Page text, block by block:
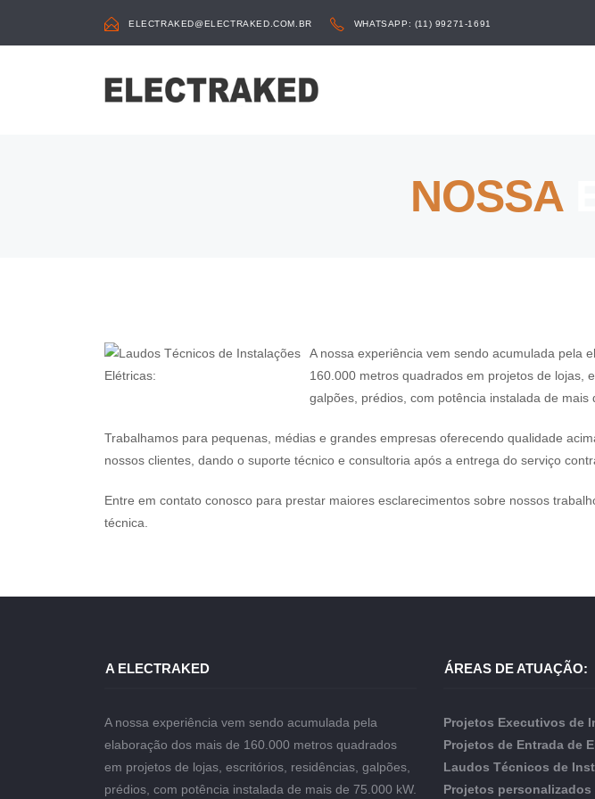
ELECTRAKED@ELECTRAKED.COM.BR WHATSAPP: (11) 99271-1691
NOSSA
A nossa experiência vem sendo acumulada pela
160.000 metros quadrados em projetos de lojas,
galpões, prédios, com potência instalada de mais
Trabalhamos para pequenas, médias e grandes empresas oferecendo qualidade
nossos clientes, dando o suporte técnico e consultoria após a entrega do serviço
Entre em contato conosco para prestar maiores esclarecimentos sobre nossos
técnica.
A ELECTRAKED
A nossa experiência vem sendo acumulada pela
elaboração dos mais de 160.000 metros quadrados
em projetos de lojas, escritórios, residências, galpões,
prédios, com potência instalada de mais de 75.000 kW.
ÁREAS DE ATUAÇÃO:
Projetos Executivos de
Projetos de Entrada de
Laudos Técnicos de
Projetos